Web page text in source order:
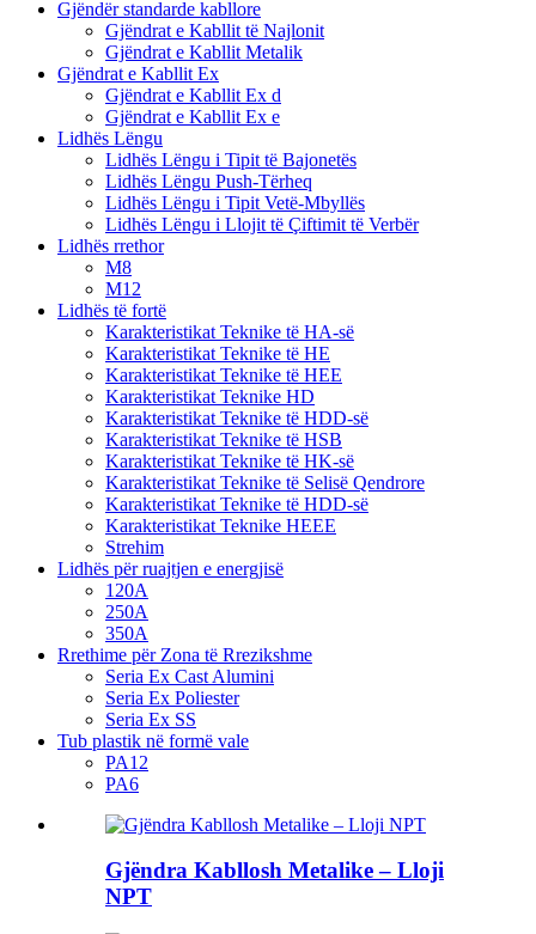
Gjëndër standarde kabllore
Gjëndrat e Kabllit të Najlonit
Gjëndrat e Kabllit Metalik
Gjëndrat e Kabllit Ex
Gjëndrat e Kabllit Ex d
Gjëndrat e Kabllit Ex e
Lidhës Lëngu
Lidhës Lëngu i Tipit të Bajonetës
Lidhës Lëngu Push-Tërheq
Lidhës Lëngu i Tipit Vetë-Mbyllës
Lidhës Lëngu i Llojit të Çiftimit të Verbër
Lidhës rrethor
M8
M12
Lidhës të fortë
Karakteristikat Teknike të HA-së
Karakteristikat Teknike të HE
Karakteristikat Teknike të HEE
Karakteristikat Teknike HD
Karakteristikat Teknike të HDD-së
Karakteristikat Teknike të HSB
Karakteristikat Teknike të HK-së
Karakteristikat Teknike të Selisë Qendrore
Karakteristikat Teknike të HDD-së
Karakteristikat Teknike HEEE
Strehim
Lidhës për ruajtjen e energjisë
120A
250A
350A
Rrethime për Zona të Rrezikshme
Seria Ex Cast Alumini
Seria Ex Poliester
Seria Ex SS
Tub plastik në formë vale
PA12
PA6
Gjëndra Kabllosh Metalike – Lloji
NPT